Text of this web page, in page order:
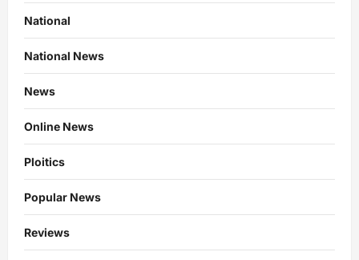
National
National News
News
Online News
Ploitics
Popular News
Reviews